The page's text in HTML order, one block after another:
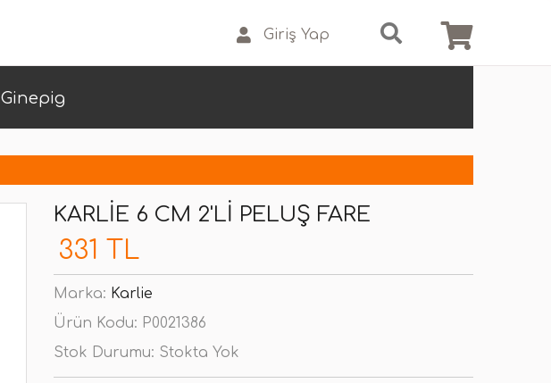
Giriş Yap
Ginepig
KARLIE 6 CM 2'LI PELUŞ FARE
331 TL
Marka: Karlie
Ürün Kodu: P0021386
Stok Durumu: Stokta Yok